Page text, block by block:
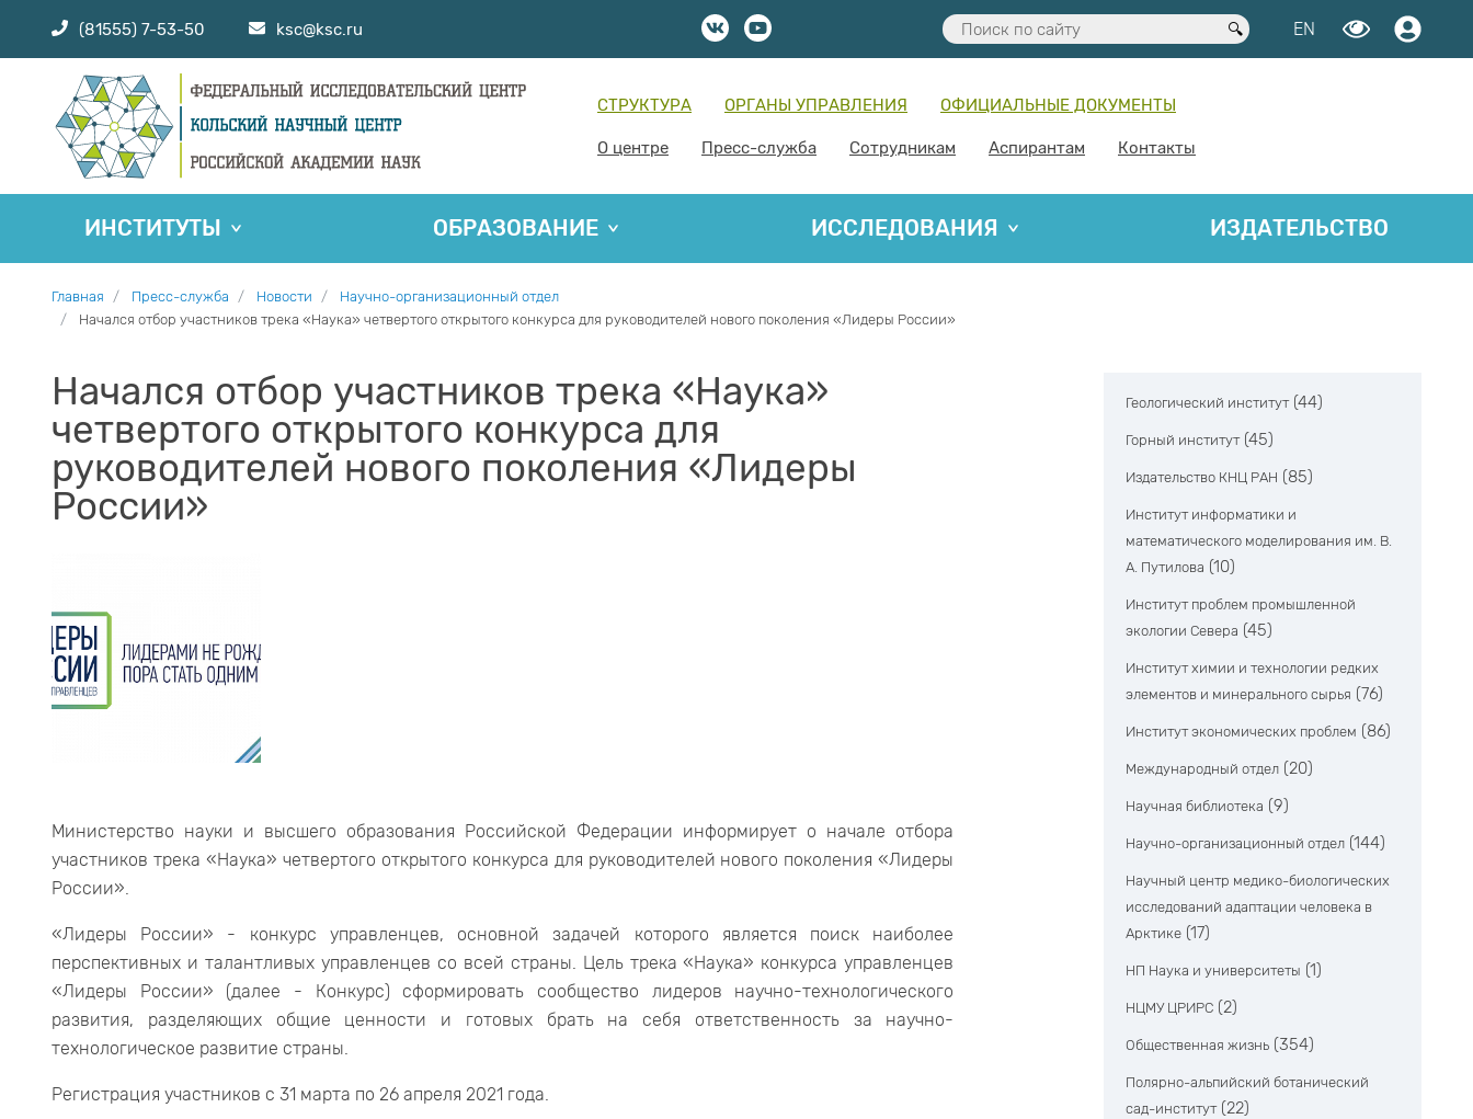
(81555) 7-53-50 ksc@ksc.ru EN
СТРУКТУРА ОРГАНЫ УПРАВЛЕНИЯ ОФИЦИАЛЬНЫЕ ДОКУМЕНТЫ
О центре Пресс-служба Сотрудникам Аспирантам Контакты
ИНСТИТУТЫ ОБРАЗОВАНИЕ ИССЛЕДОВАНИЯ ИЗДАТЕЛЬСТВО
Главная Пресс-служба Новости
Научно-организационный отдел
Начался отбор участников трека «Наука» четвертого открытого конкурса для руководителей нового поколения «Лидеры России»
Начался отбор участников трека «Наука»
четвертого открытого конкурса для
руководителей нового поколения «Лидеры
России»
Министерство науки и высшего образования Российской Федерации информирует о начале отбора
участников трека «Наука» четвертого открытого конкурса для руководителей нового поколения «Лидеры
России».
«Лидеры России» - конкурс управленцев, основной задачей которого является поиск наиболее
перспективных и талантливых управленцев со всей страны. Цель трека «Наука» конкурса управленцев
«Лидеры России» (далее - Конкурс) сформировать сообщество лидеров научно-технологического
развития, разделяющих общие ценности и готовых брать на себя ответственность за научно-
технологическое развитие страны.
Регистрация участников с 31 марта по 26 апреля 2021 года.
Геологический институт (44)
Горный институт (45)
Издательство КНЦ РАН (85)
Институт информатики и
математического моделирования им. В.
А. Путилова (10)
Институт проблем промышленной
экологии Севера (45)
Институт химии и технологии редких
элементов и минерального сырья (76)
Институт экономических проблем (86)
Международный отдел (20)
Научная библиотека (9)
Научно-организационный отдел (144)
Научный центр медико-биологических
исследований адаптации человека в
Арктике (17)
НП Наука и университеты (1)
НЦМУ ЦРИРС (2)
Общественная жизнь (354)
Полярно-альпийский ботанический
сад-институт (22)